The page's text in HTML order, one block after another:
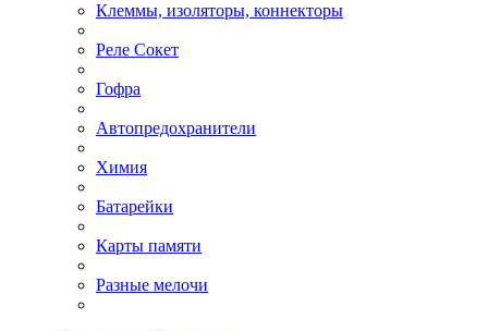
Клеммы, изоляторы, коннекторы
Реле Сокет
Гофра
Автопредохранители
Химия
Батарейки
Карты памяти
Разные мелочи